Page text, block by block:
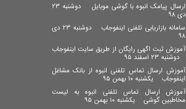
ارسال پیامک انبوه با گوشی موبایل
دوشنبه ۲۳
دی ۹۸
سامانه بازاریابی تلفنی اینفوجاب
دوشنبه ۲۳ دی
۹۸
آموزش ثبت اگهی رایگان از طریق سایت اینفوجاب
دوشنبه ۲۳ اسفند ۹۵
آموزش ارسال تماس تلفنی انبوه از بانک مشاغل
اینفوجاب یکشنبه ۱۰ بهمن ۹۵
آموزش ارسال تماس تلفنی انبوه به لیست
مخاطبین گوشی یکشنبه ۱۰ بهمن ۹۵